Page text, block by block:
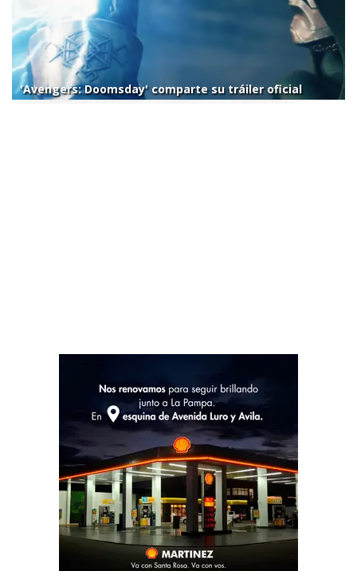
'Avengers: Doomsday' comparte su tráiler oficial